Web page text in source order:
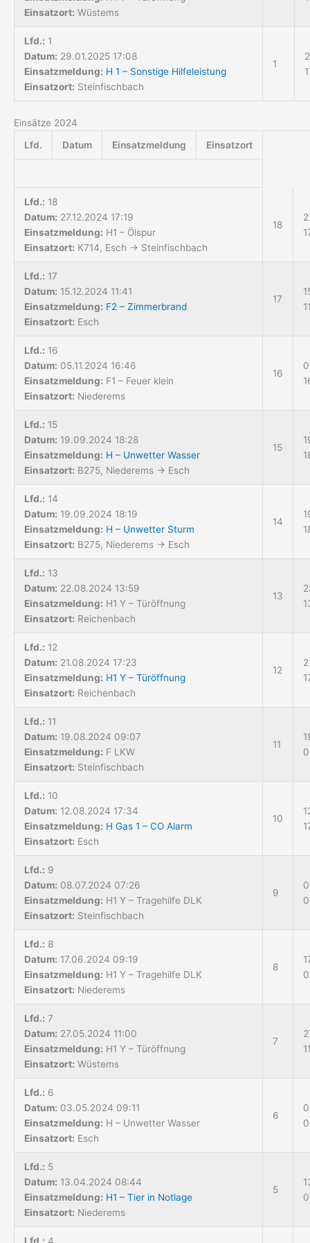
Einsatzort: Wüstems
Lfd.: 1
Datum: 29.01.2025 17:08
Einsatzmeldung: H 1 – Sonstige Hilfeleistung
Einsatzort: Steinfischbach
1
Einsätze 2024
Lfd.
Datum Einsatzmeldung Einsatzort
Lfd.: 18
Datum: 27.12.2024 17:19
Einsatzmeldung: H1 – Ölspur
Einsatzort: K714, Esch → Steinfischbach
18
Lfd.: 17
Datum: 15.12.2024 11:41
Einsatzmeldung: F2 – Zimmerbrand
Einsatzort: Esch
17
Lfd.: 16
Datum: 05.11.2024 16:46
Einsatzmeldung: F1 – Feuer klein
Einsatzort: Niederems
16
Lfd.: 15
Datum: 19.09.2024 18:28
Einsatzmeldung: H – Unwetter Wasser
Einsatzort: B275, Niederems → Esch
15
Lfd.: 14
Datum: 19.09.2024 18:19
Einsatzmeldung: H – Unwetter Sturm
Einsatzort: B275, Niederems → Esch
14
Lfd.: 13
Datum: 22.08.2024 13:59
Einsatzmeldung: H1 Y – Türöffnung
Einsatzort: Reichenbach
13
Lfd.: 12
Datum: 21.08.2024 17:23
Einsatzmeldung: H1 Y – Türöffnung
Einsatzort: Reichenbach
12
Lfd.: 11
Datum: 19.08.2024 09:07
Einsatzmeldung: F LKW
Einsatzort: Steinfischbach
11
Lfd.: 10
Datum: 12.08.2024 17:34
Einsatzmeldung: H Gas 1 – CO Alarm
Einsatzort: Esch
10
Lfd.: 9
Datum: 08.07.2024 07:26
Einsatzmeldung: H1 Y – Tragehilfe DLK
Einsatzort: Steinfischbach
9
Lfd.: 8
Datum: 17.06.2024 09:19
Einsatzmeldung: H1 Y – Tragehilfe DLK
Einsatzort: Niederems
8
Lfd.: 7
Datum: 27.05.2024 11:00
Einsatzmeldung: H1 Y – Türöffnung
Einsatzort: Wüstems
7
Lfd.: 6
Datum: 03.05.2024 09:11
Einsatzmeldung: H – Unwetter Wasser
Einsatzort: Esch
6
Lfd.: 5
Datum: 13.04.2024 08:44
Einsatzmeldung: H1 – Tier in Notlage
Einsatzort: Niederems
5